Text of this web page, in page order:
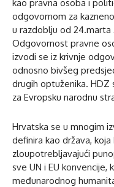
kao pravna osoba i
odgovornom za
u razdoblju od 24.marta
Odgovornost pravne
izvodi se iz krivnje
odnosno bivšeg
drugih optuženika.
za Evropsku narodnu
Hrvatska se u mnogim
definira kao država,
zloupotrebljavajući
sve UN i EU konvencije,
međunarodnog